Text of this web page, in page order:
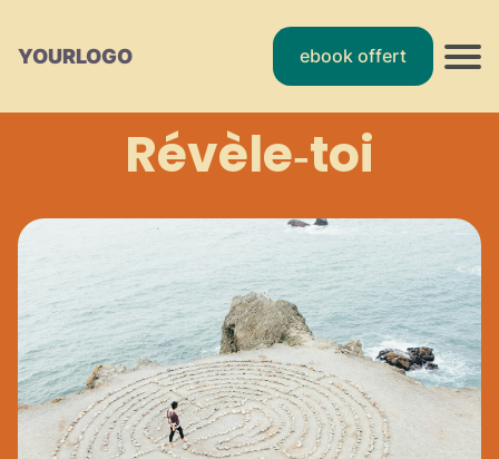
YOURLOGO ebook offert
Révèle‑toi